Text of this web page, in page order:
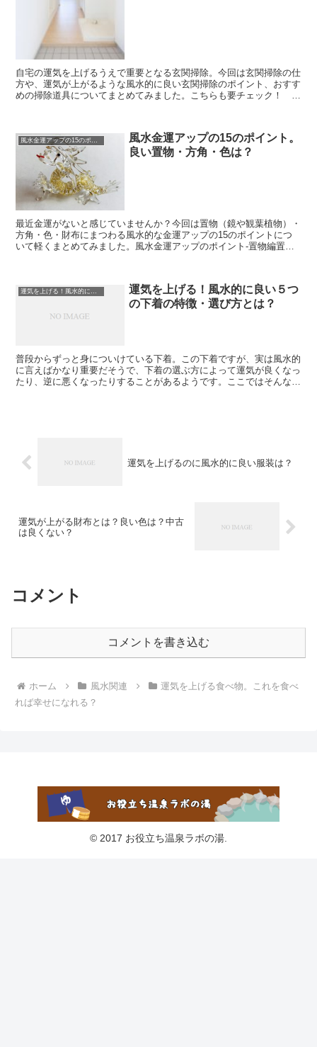
自宅の運気を上げるうえで重要となる玄関掃除。今回は玄関掃除の仕
方や、運気が上がるような風水的に良い玄関掃除のポイント、おすす
めの掃除道具についてまとめてみました。こちらも要チェック！
風水金運アップの15のポイント。
良い置物・方角・色は？
最近金運がないと感じていませんか？今回は置物（鏡や観葉植物）・
方角・色・財布にまつわる風水的な金運アップの15のポイントにつ
いて軽くまとめてみました。風水金運アップのポイント-置物編置物
運気を上げる！風水的に良い５つの下着の特徴・選び方
運気を上げる！風水的に良い５つ
の下着の特徴・選び方とは？
普段からずっと身についけている下着。この下着ですが、実は風水的
に言えばかなり重要だそうで、下着の選ぶ方によって運気が良くなっ
たり、逆に悪くなったりすることがあるようです。ここではそんな運
運気を上げるのに風水的に良い服装は？
運気が上がる財布とは？良い色は？中古
は良くない？
コメント
コメントを書き込む
ホーム 風水関連
運気を上げる食べ物。これを食べ
れば幸せになれる？
© 2017 お役立ち温泉ラボの湯.